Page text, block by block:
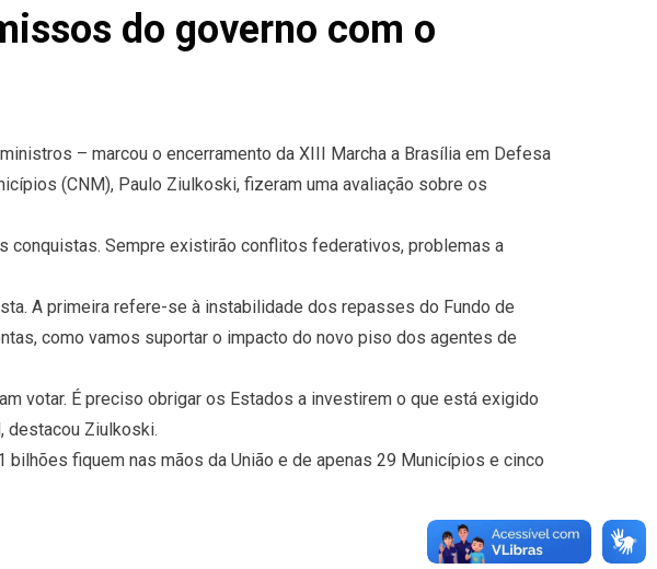
do governo com o
– marcou o encerramento da XIII Marcha a Brasília em Defesa
(CNM), Paulo Ziulkoski, fizeram uma avaliação sobre os
conquistas. Sempre existirão conflitos federativos, problemas a
A primeira refere-se à instabilidade dos repasses do Fundo de
como vamos suportar o impacto do novo piso dos agentes de
votar. É preciso obrigar os Estados a investirem o que está exigido
destacou Ziulkoski.
fiquem nas mãos da União e de apenas 29 Municípios e cinco